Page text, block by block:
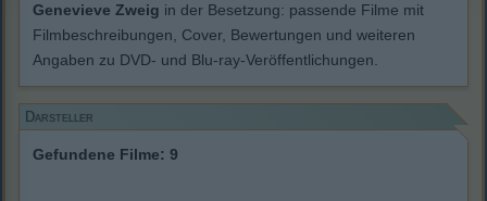
Genevieve Zweig in der Besetzung: passende Filme mit
Filmbeschreibungen, Cover, Bewertungen und weiteren
Angaben zu DVD- und Blu-ray-Veröffentlichungen.
Darsteller
Gefundene Filme: 9